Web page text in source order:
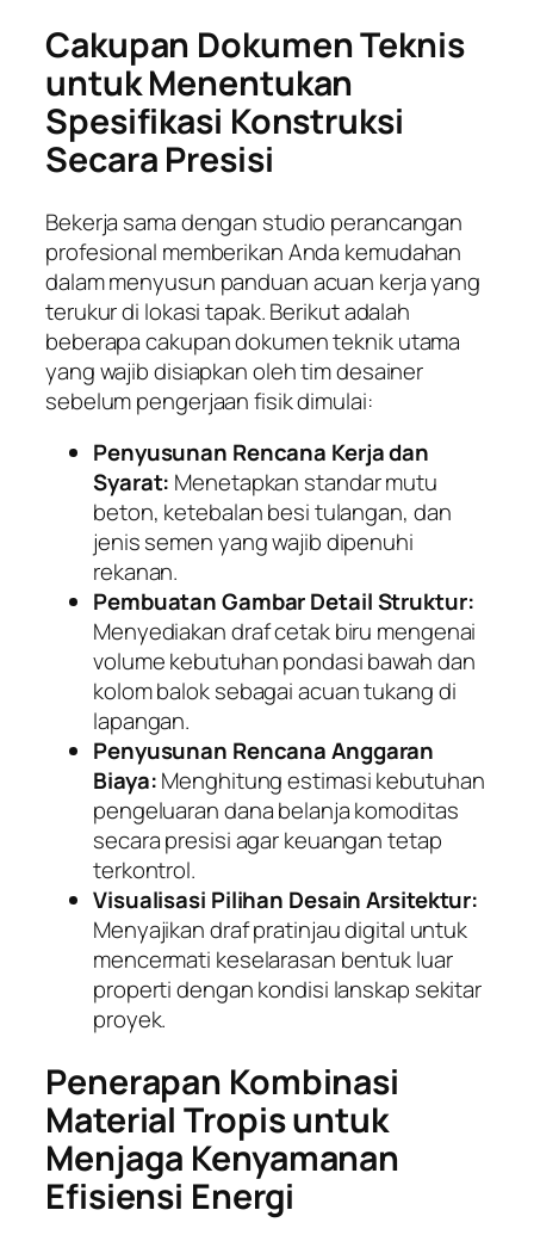
Cakupan Dokumen Teknis
untuk Menentukan
Spesifikasi Konstruksi
Secara Presisi
Bekerja sama dengan studio perancangan
profesional memberikan Anda kemudahan
dalam menyusun panduan acuan kerja yang
terukur di lokasi tapak. Berikut adalah
beberapa cakupan dokumen teknik utama
yang wajib disiapkan oleh tim desainer
sebelum pengerjaan fisik dimulai:
Penyusunan Rencana Kerja dan
Syarat: Menetapkan standar mutu
beton, ketebalan besi tulangan, dan
jenis semen yang wajib dipenuhi
rekanan.
Pembuatan Gambar Detail Struktur:
Menyediakan draf cetak biru mengenai
volume kebutuhan pondasi bawah dan
kolom balok sebagai acuan tukang di
lapangan.
Penyusunan Rencana Anggaran
Biaya:Menghitung estimasi kebutuhan
pengeluaran dana belanja komoditas
secara presisi agar keuangan tetap
terkontrol.
Visualisasi Pilihan Desain Arsitektur:
Menyajikan draf pratinjau digital untuk
mencermati keselarasan bentuk luar
properti dengan kondisi lanskap sekitar
proyek.
Penerapan Kombinasi
Material Tropis untuk
Menjaga Kenyamanan
Efisiensi Energi